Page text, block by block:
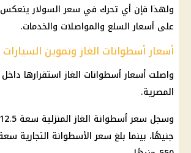
ولهذا فإن أي تحرك في سعر السولار
على أسعار السلع والمواصلات والخدمات.
أسعار أسطوانات الغاز وتموين السيارات
واصلت أسعار أسطوانات الغاز استقرارها
المصرية.